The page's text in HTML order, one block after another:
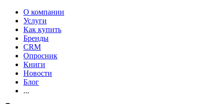
О компании
Услуги
Как купить
Бренды
CRM
Опросник
Книги
Новости
Блог
...